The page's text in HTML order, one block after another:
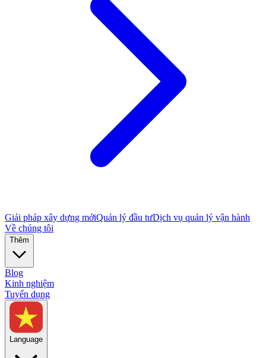
Giải pháp xây dựng mớiQuản lý đầu tưDịch vụ quản lý vận hành
Về chúng tôi
Thêm
Blog
Kinh nghiệm
Tuyển dụng
Language